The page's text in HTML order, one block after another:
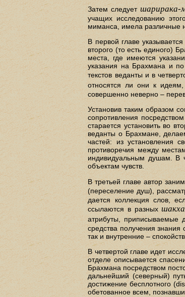
Затем следуетшарирака-
учащих исследованию
миманса, имела различные
В первой главе
второго (то есть единого)
места, где имеются
указания на Брахмана и
текстов веданты и в
относятся ли они к
совершенно неверно –
Установив таким образом
сопротивления
старается установить во
веданты о Брахмане,
частей: из установления
противоречия между
индивидуальным душам. В
объектам чувств.
В третьей главе автор
(переселение душ),
дается коллекция слов,
ссылаются в разных
атрибуты, приписываемые
средства получения
так и внутренние –
В четвертой главе идет
отделе описывается
Брахмана посредством
дальнейший (северный)
достижение бесплотного
обетованное всем,